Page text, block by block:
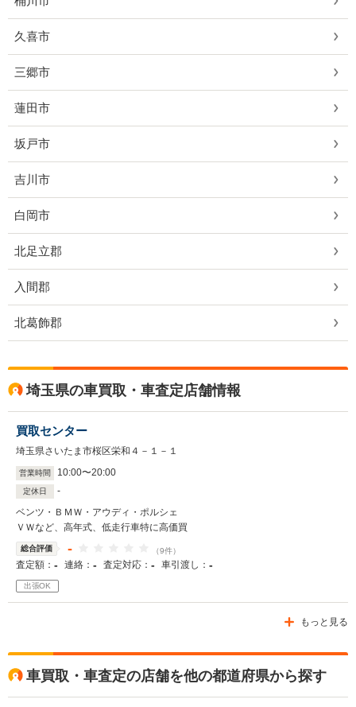
久喜市
三郷市
蓮田市
坂戸市
吉川市
白岡市
北足立郡
入間郡
北葛飾郡
埼玉県の車買取・車査定店舗情報
買取センター
埼玉県さいたま市桜区栄和４－１－１
営業時間 10:00〜20:00
定休日
-
ベンツ・ＢＭＷ・アウディ・ポルシェ
ＶＷなど、高年式、低走行車特に高価買
総合評価 - （9件）
査定額： - 連絡： - 査定対応： - 車引渡し： -
出張OK
もっと見る
車買取・車査定の店舗を他の都道府県から探す